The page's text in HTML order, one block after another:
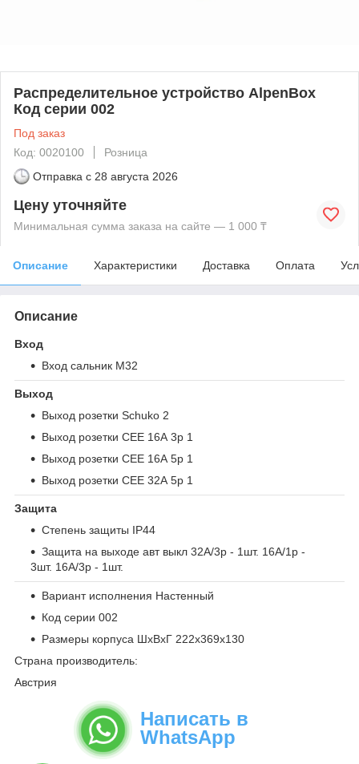
Распределительное устройство AlpenBox
Код серии 002
Под заказ
Код: 0020100
Розница
Отправка с 28 августа 2026
Цену уточняйте
Минимальная сумма заказа на сайте — 1 000 ₸
Описание Характеристики Доставка Оплата
Описание
Вход
Вход сальник М32
Выход
Выход розетки Schuko 2
Выход розетки СЕЕ 16А 3р 1
Выход розетки СЕЕ 16А 5р 1
Выход розетки СЕЕ 32А 5р 1
Защита
Степень защиты IP44
Защита на выходе авт выкл 32A/3p - 1шт. 16A/1p -
3шт. 16A/3p - 1шт.
Вариант исполнения Настенный
Код серии 002
Размеры корпуса ШхВхГ 222x369x130
Страна производитель:
Австрия
Написать в
WhatsApp